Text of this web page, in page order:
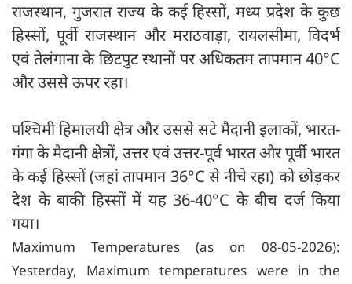
राजस्थान, गुजरात राज्य के कई हिस्सों, मध्य प्रदेश के कुछ
हिस्सों, पूर्वी राजस्थान और मराठवाड़ा, रायलसीमा, विदर्भ
एवं तेलंगाना के छिटपुट स्थानों पर अधिकतम तापमान 40°C
और उससे ऊपर रहा।
पश्चिमी हिमालयी क्षेत्र और उससे सटे मैदानी इलाकों, भारत-
गंगा के मैदानी क्षेत्रों, उत्तर एवं उत्तर-पूर्व भारत और पूर्वी भारत
के कई हिस्सों (जहां तापमान 36°C से नीचे रहा) को छोड़कर
देश के बाकी हिस्सों में यह 36-40°C के बीच दर्ज किया
गया।
Maximum Temperatures (as on 08-05-2026):
Yesterday, Maximum temperatures were in the